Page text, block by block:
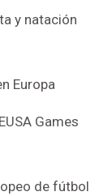
y natación
Europa
Games
de fútbol